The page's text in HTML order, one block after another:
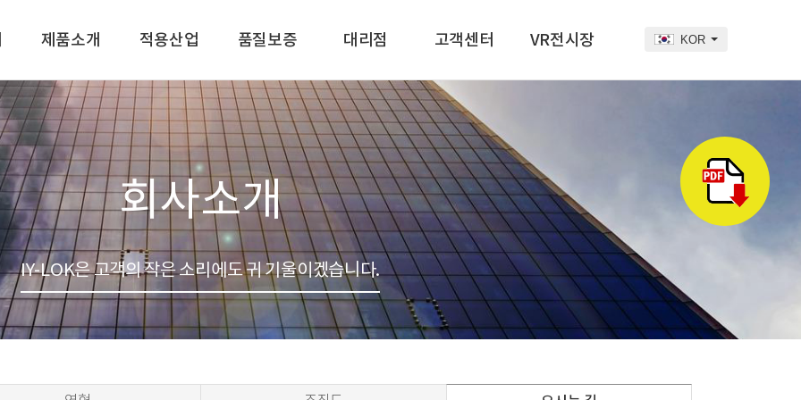
KOR
제품소개
피팅
밸브
튜브
컴포넌트
적용산업 품질보증
품질보증
인증서
대리점
국내대리점
해외대리점
고객센터
공지사항
자료실
문의하기
카달로그 보기
VR전시장
회사소개
IY-LOK은 고객의 작은 소리에도 귀 기울이겠습니다.